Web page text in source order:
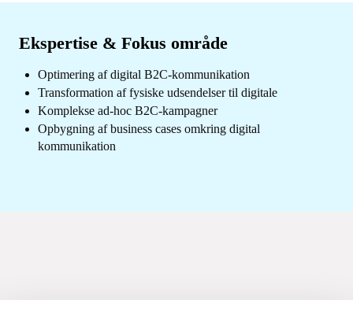
Ekspertise & Fokus område
Optimering af digital B2C-kommunikation
Transformation af fysiske udsendelser til digitale
Komplekse ad-hoc B2C-kampagner
Opbygning af business cases omkring digital
kommunikation